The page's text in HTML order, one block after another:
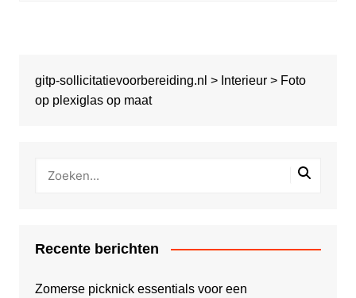
gitp-sollicitatievoorbereiding.nl > Interieur> Foto
op plexiglas op maat
Recente berichten
Zomerse picknick essentials voor een